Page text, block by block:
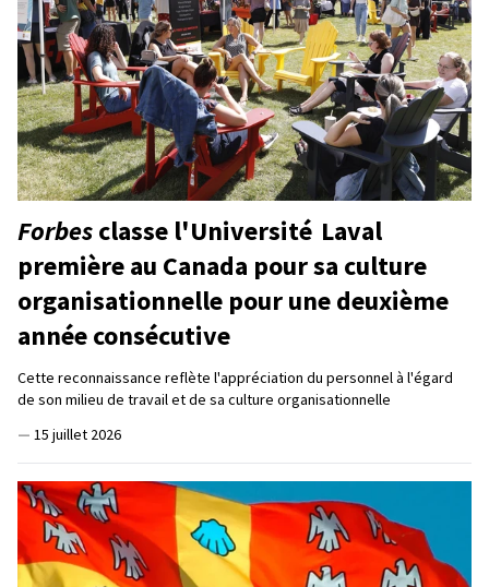
Forbesclasse l'Université Laval
première au Canada pour sa culture
organisationnelle pour une deuxième
année consécutive
Cette reconnaissance reflète l'appréciation du personnel à l'égard
de son milieu de travail et de sa culture organisationnelle
— 15 juillet 2026